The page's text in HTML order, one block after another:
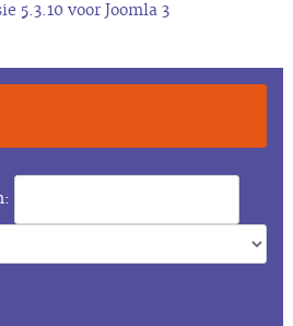
5.3.10 voor Joomla 3